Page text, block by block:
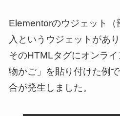
Elementorのウジェット
入というウジェットがあり
そのHTMLタグにオンラ
物かご」を貼り付けた例
合が発生しました。